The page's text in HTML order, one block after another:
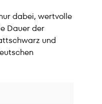
dabei, wertvolle
Dauer der
und